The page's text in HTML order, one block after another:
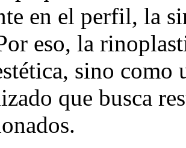
en el perfil, la
eso, la
sino como
que busca